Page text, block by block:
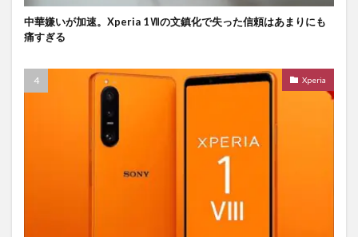
中華嫌いが加速。Xperia 1Ⅶの文鎮化で失った信頼はあまりにも
痛すぎる
Xperia